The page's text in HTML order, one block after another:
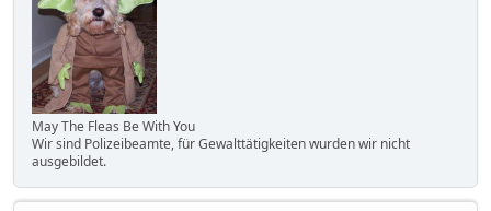
May The Fleas Be With You
Wir sind Polizeibeamte, für Gewalttätigkeiten wurden wir nicht
ausgebildet.